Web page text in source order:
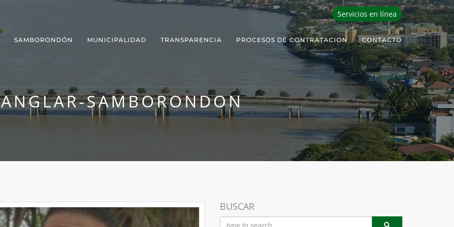
Servicios en línea
SAMBORONDÓN MUNICIPALIDAD TRANSPARENCIA PROCESOS DE CONTRATACION CONTACTO
SAMBORONDON
BUSCAR